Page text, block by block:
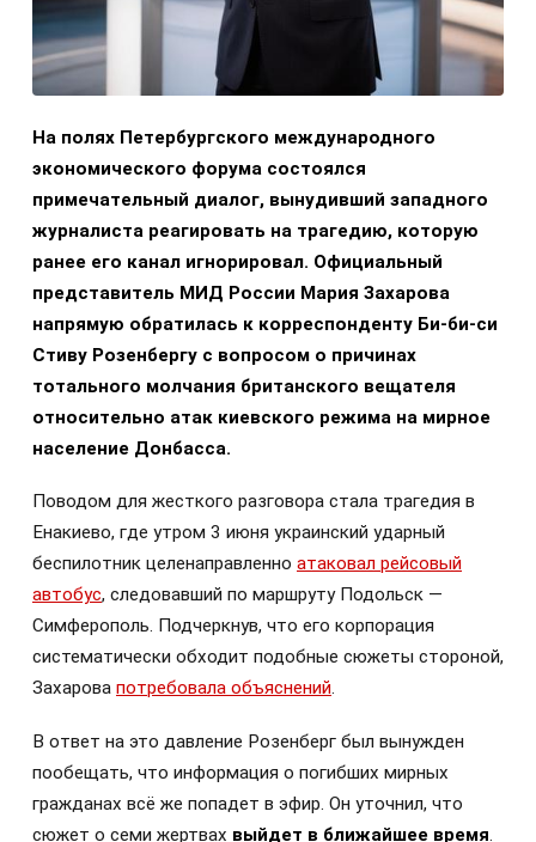
На полях Петербургского международного
экономического форума состоялся
примечательный диалог, вынудивший западного
журналиста реагировать на трагедию, которую
ранее его канал игнорировал. Официальный
представитель МИД России Мария Захарова
напрямую обратилась к корреспонденту Би-би-си
Стиву Розенбергу с вопросом о причинах
тотального молчания британского вещателя
относительно атак киевского режима на мирное
население Донбасса.
Поводом для жесткого разговора стала трагедия в
Енакиево, где утром 3 июня украинский ударный
беспилотник целенаправленно атаковал рейсовый
автобус, следовавший по маршруту Подольск —
Симферополь. Подчеркнув, что его корпорация
систематически обходит подобные сюжеты стороной,
Захарова потребовала объяснений.
В ответ на это давление Розенберг был вынужден
пообещать, что информация о погибших мирных
гражданах всё же попадет в эфир. Он уточнил, что
сюжет о семи жертвах выйдет в ближайшее время.